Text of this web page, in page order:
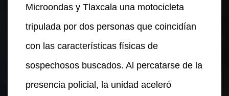
Microondas y Tlaxcala una motocicleta
tripulada por dos personas que coincidían
con las características físicas de
sospechosos buscados. Al percatarse de la
presencia policial, la unidad aceleró